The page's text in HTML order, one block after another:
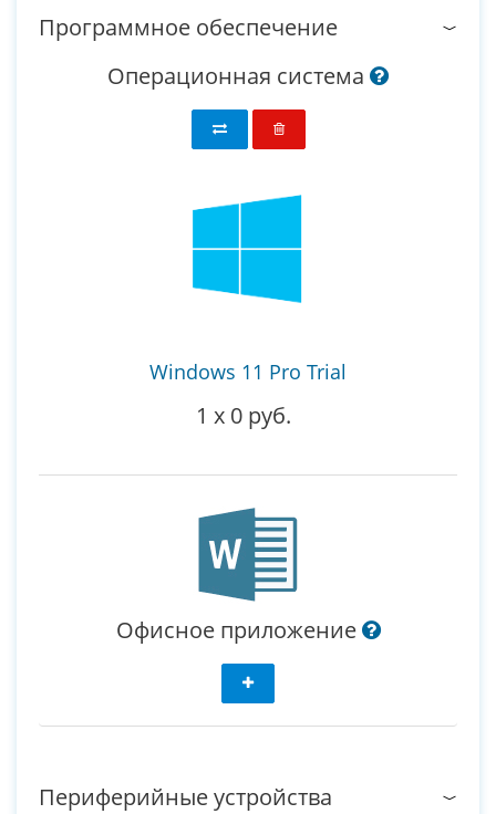
Программное обеспечение
Операционная система
Windows 11 Pro Trial
1 x 0 руб.
Офисное приложение
Периферийные устройства